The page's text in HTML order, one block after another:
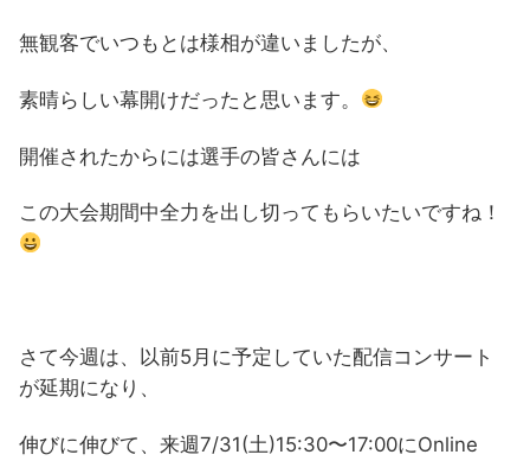
無観客でいつもとは様相が違いましたが、
素晴らしい幕開けだったと思います。
開催されたからには選手の皆さんには
この大会期間中全力を出し切ってもらいたいですね！
さて今週は、以前5月に予定していた配信コンサート
が延期になり、
伸びに伸びて、来週7/31(土)15:30〜17:00にOnline